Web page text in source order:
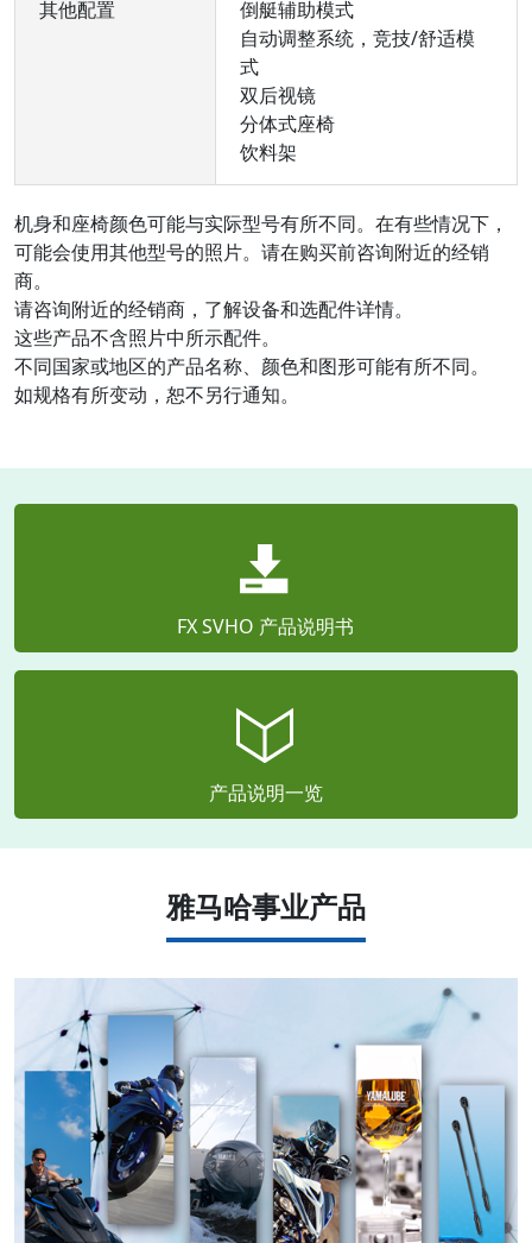
其他配置
倒艇辅助模式
自动调整系统，竞技/舒适模
式
双后视镜
分体式座椅
饮料架
机身和座椅颜色可能与实际型号有所不同。在有些情况下，
可能会使用其他型号的照片。请在购买前咨询附近的经销
商。
请咨询附近的经销商，了解设备和选配件详情。
这些产品不含照片中所示配件。
不同国家或地区的产品名称、颜色和图形可能有所不同。
如规格有所变动，恕不另行通知。
FX SVHO 产品说明书
产品说明一览
雅马哈事业产品